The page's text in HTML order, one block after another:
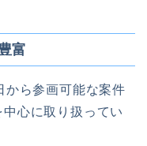
富
から参画可能な案件
心に取り扱ってい